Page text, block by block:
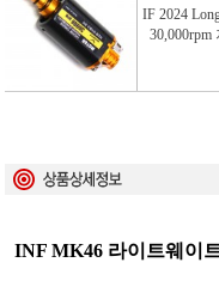
IF 2024
30,000rpm
INF MK46 라이트웨이